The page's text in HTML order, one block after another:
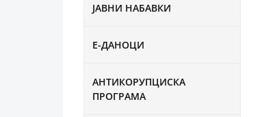
ЈАВНИ НАБАВКИ
Е-ДАНОЦИ
АНТИКОРУПЦИСКА
ПРОГРАМА